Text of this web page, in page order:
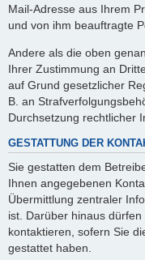
Mail-Adresse aus Ihrem
und von ihm beauftragte
Andere als die oben
Ihrer Zustimmung an
auf Grund gesetzlicher
B. an
Durchsetzung rechtlicher
GESTATTUNG DER
Sie gestatten dem
Ihnen angegebenen
Übermittlung zentraler
ist. Darüber hinaus
kontaktieren, sofern Sie
gestattet haben.